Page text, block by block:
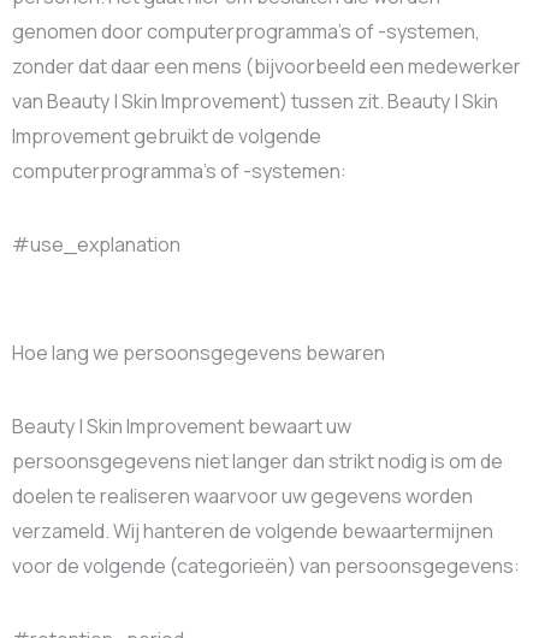
genomen door computerprogramma’s of -systemen,
zonder dat daar een mens (bijvoorbeeld een medewerker
van Beauty | Skin Improvement) tussen zit. Beauty | Skin
Improvement gebruikt de volgende
computerprogramma’s of -systemen:
#use_explanation
Hoe lang we persoonsgegevens bewaren
Beauty | Skin Improvement bewaart uw
persoonsgegevens niet langer dan strikt nodig is om de
doelen te realiseren waarvoor uw gegevens worden
verzameld. Wij hanteren de volgende bewaartermijnen
voor de volgende (categorieën) van persoonsgegevens: